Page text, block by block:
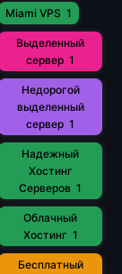
Miami VPS 1
Выделенный
сервер 1
Недорогой
выделенный
сервер 1
Надежный
Хостинг
Серверов 1
Облачный
Хостинг 1
Бесплатный